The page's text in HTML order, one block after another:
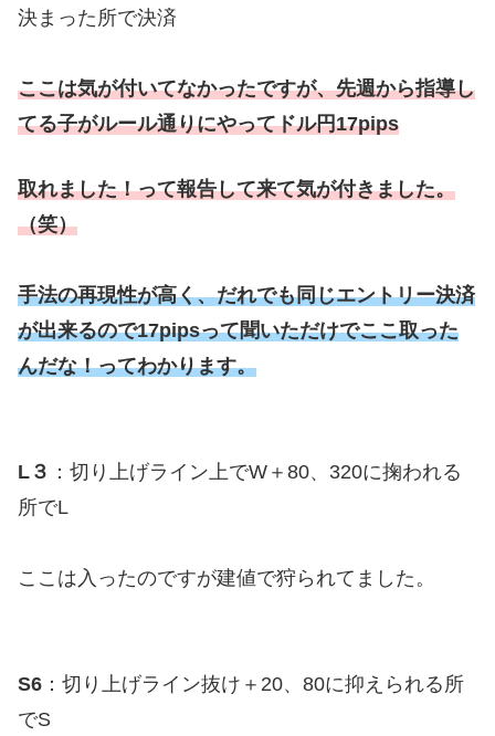
決まった所で決済
ここは気が付いてなかったですが、先週から指導し
てる子がルール通りにやってドル円17pips
取れました！って報告して来て気が付きました。
（笑）
手法の再現性が高く、だれでも同じエントリー決済
が出来るので17pipsって聞いただけでここ取った
んだな！ってわかります。
L３ ：切り上げライン上でW＋80、320に掬われる
所でL
ここは入ったのですが建値で狩られてました。
S6 ：切り上げライン抜け＋20、80に抑えられる所
でS